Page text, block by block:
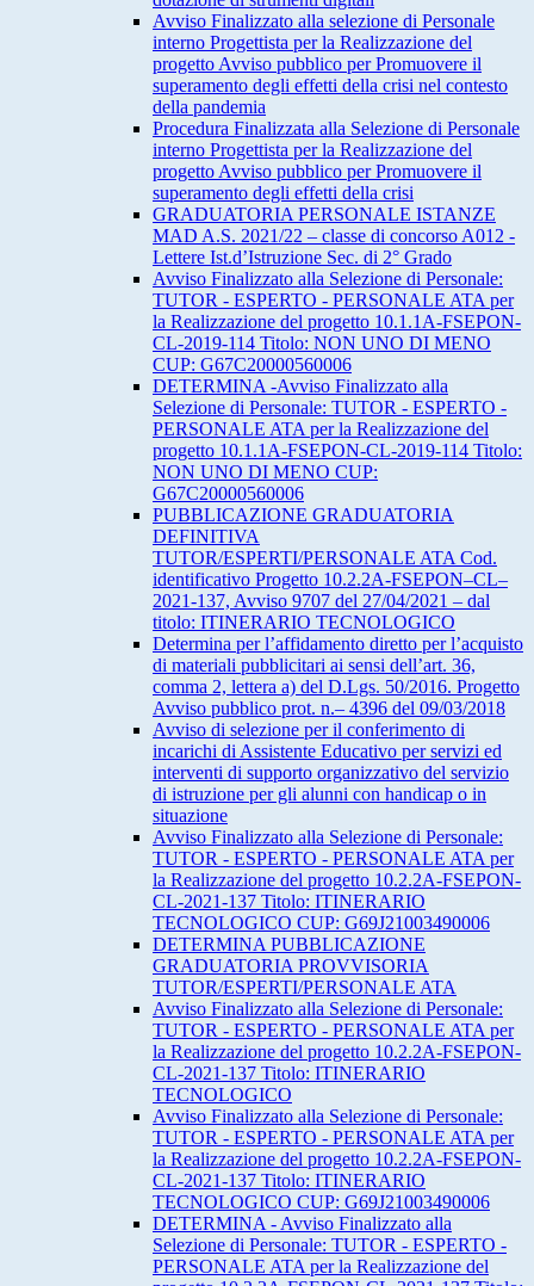
Avviso Finalizzato alla selezione di Personale
interno Progettista per la Realizzazione del
progetto Avviso pubblico per Promuovere il
superamento degli effetti della crisi nel contesto
della pandemia
Procedura Finalizzata alla Selezione di Personale
interno Progettista per la Realizzazione del
progetto Avviso pubblico per Promuovere il
superamento degli effetti della crisi
GRADUATORIA PERSONALE ISTANZE
MAD A.S. 2021/22 – classe di concorso A012 -
Lettere Ist.d’Istruzione Sec. di 2° Grado
Avviso Finalizzato alla Selezione di Personale:
TUTOR - ESPERTO - PERSONALE ATA per
la Realizzazione del progetto 10.1.1A-FSEPON-
CL-2019-114 Titolo: NON UNO DI MENO
CUP: G67C20000560006
DETERMINA -Avviso Finalizzato alla
Selezione di Personale: TUTOR - ESPERTO -
PERSONALE ATA per la Realizzazione del
progetto 10.1.1A-FSEPON-CL-2019-114 Titolo:
NON UNO DI MENO CUP:
G67C20000560006
PUBBLICAZIONE GRADUATORIA
DEFINITIVA
TUTOR/ESPERTI/PERSONALE ATA Cod.
identificativo Progetto 10.2.2A-FSEPON–CL–
2021-137, Avviso 9707 del 27/04/2021 – dal
titolo: ITINERARIO TECNOLOGICO
Determina per l’affidamento diretto per l’acquisto
di materiali pubblicitari ai sensi dell’art. 36,
comma 2, lettera a) del D.Lgs. 50/2016. Progetto
Avviso pubblico prot. n.– 4396 del 09/03/2018
Avviso di selezione per il conferimento di
incarichi di Assistente Educativo per servizi ed
interventi di supporto organizzativo del servizio
di istruzione per gli alunni con handicap o in
situazione
Avviso Finalizzato alla Selezione di Personale:
TUTOR - ESPERTO - PERSONALE ATA per
la Realizzazione del progetto 10.2.2A-FSEPON-
CL-2021-137 Titolo: ITINERARIO
TECNOLOGICO CUP: G69J21003490006
DETERMINA PUBBLICAZIONE
GRADUATORIA PROVVISORIA
TUTOR/ESPERTI/PERSONALE ATA
Avviso Finalizzato alla Selezione di Personale:
TUTOR - ESPERTO - PERSONALE ATA per
la Realizzazione del progetto 10.2.2A-FSEPON-
CL-2021-137 Titolo: ITINERARIO
TECNOLOGICO
Avviso Finalizzato alla Selezione di Personale:
TUTOR - ESPERTO - PERSONALE ATA per
la Realizzazione del progetto 10.2.2A-FSEPON-
CL-2021-137 Titolo: ITINERARIO
TECNOLOGICO CUP: G69J21003490006
DETERMINA - Avviso Finalizzato alla
Selezione di Personale: TUTOR - ESPERTO -
PERSONALE ATA per la Realizzazione del